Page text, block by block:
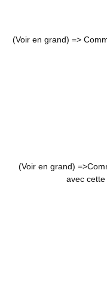
(Voir en grand) =>
(Voir en grand) =>
avec